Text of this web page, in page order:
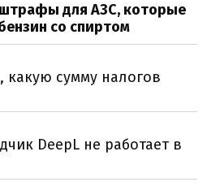
для АЗС, которые
со спиртом
сумму налогов
DeepL не работает в